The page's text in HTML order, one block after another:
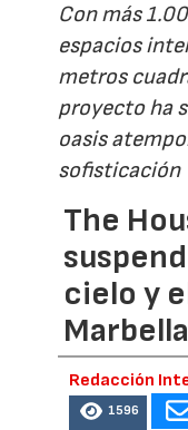
Con más
espacios
metros
proyecto ha
oasis
sofisticación
The
cielo y
Marbella
Redacción
1596